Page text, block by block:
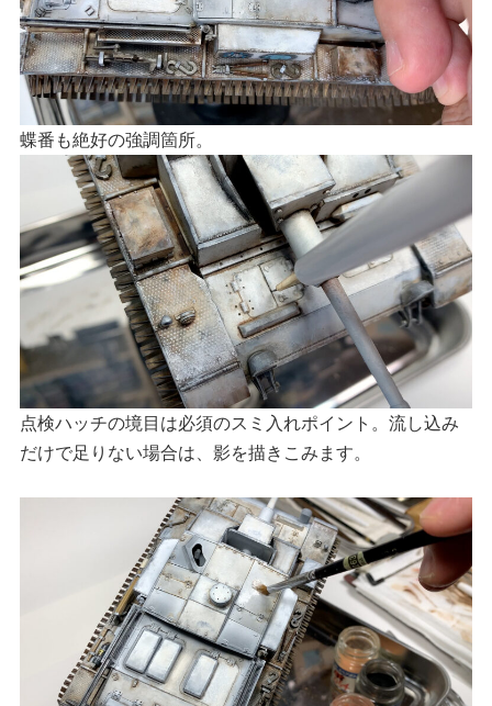
蝶番も絶好の強調箇所。
点検ハッチの境目は必須のスミ入れポイント。流し込み
だけで足りない場合は、影を描きこみます。